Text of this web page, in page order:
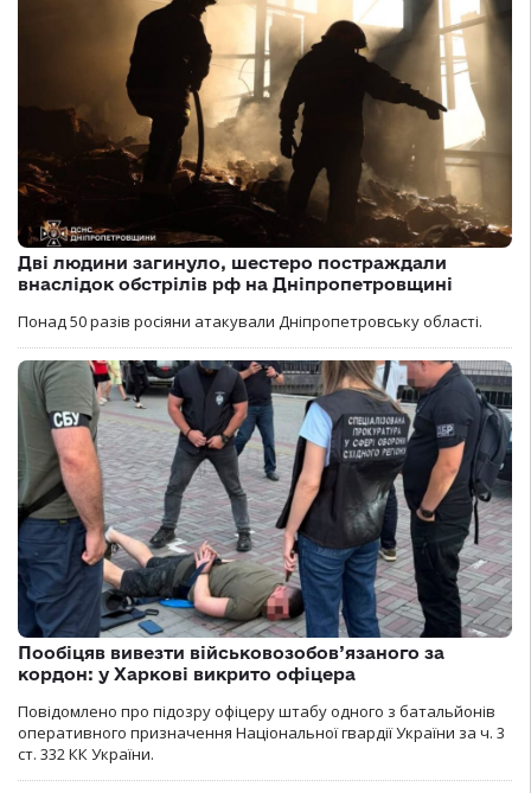
Дві людини загинуло, шестеро постраждали
внаслідок обстрілів рф на Дніпропетровщині
Понад 50 разів росіяни атакували Дніпропетровську області.
Пообіцяв вивезти військовозобов’язаного за
кордон: у Харкові викрито офіцера
Повідомлено про підозру офіцеру штабу одного з батальйонів
оперативного призначення Національної гвардії України за ч. 3
ст. 332 КК України.